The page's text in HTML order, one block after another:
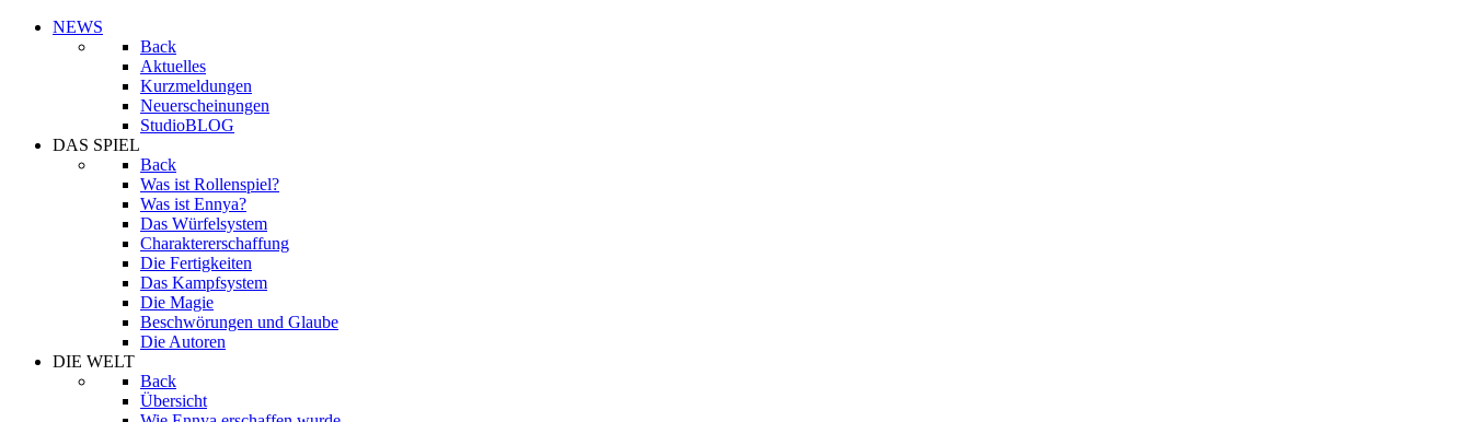
NEWS
Back
Aktuelles
Kurzmeldungen
Neuerscheinungen
StudioBLOG
DAS SPIEL
Back
Was ist Rollenspiel?
Was ist Ennya?
Das Würfelsystem
Charaktererschaffung
Die Fertigkeiten
Das Kampfsystem
Die Magie
Beschwörungen und Glaube
Die Autoren
DIE WELT
Back
Übersicht